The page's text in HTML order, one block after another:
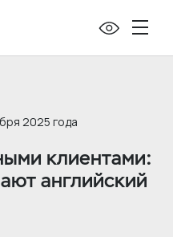
2025 года
клиентами:
английский